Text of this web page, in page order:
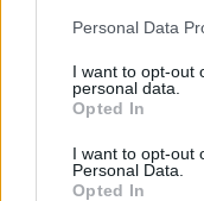
Personal Data
I want to opt-out
personal data.
Opted In
I want to opt-out
Personal Data.
Opted In